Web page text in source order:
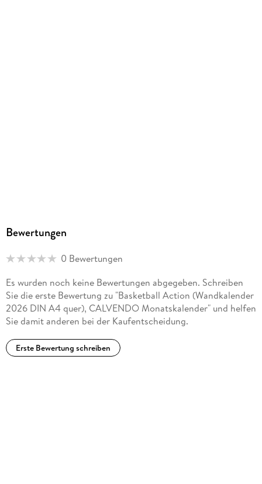
Bewertungen
0 Bewertungen
Es wurden noch keine Bewertungen abgegeben. Schreiben
Sie die erste Bewertung zu "Basketball Action (Wandkalender
2026 DIN A4 quer), CALVENDO Monatskalender" und helfen
Sie damit anderen bei der Kaufentscheidung.
Erste Bewertung schreiben